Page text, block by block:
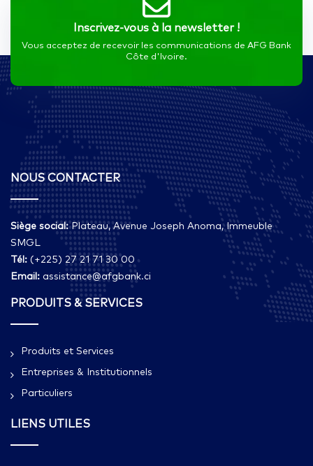
Inscrivez-vous à la newsletter !
Vous acceptez de recevoir les communications de AFG Bank
Côte d'Ivoire.
NOUS CONTACTER
Siège social:Plateau, Avenue Joseph Anoma, Immeuble
SMGL
Tél: (+225) 27 21 71 30 00
Email: assistance@afgbank.ci
PRODUITS & SERVICES
Produits et Services
Entreprises & Institutionnels
Particuliers
LIENS UTILES